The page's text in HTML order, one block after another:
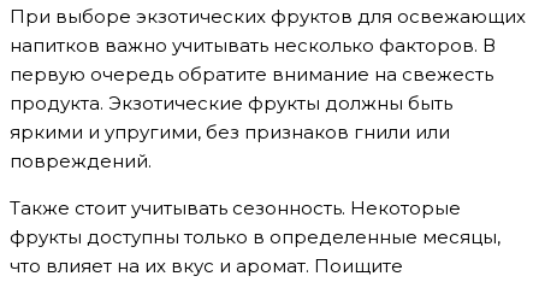
При выборе экзотических фруктов для освежающих
напитков важно учитывать несколько факторов. В
первую очередь обратите внимание на свежесть
продукта. Экзотические фрукты должны быть
яркими и упругими, без признаков гнили или
повреждений.
Также стоит учитывать сезонность. Некоторые
фрукты доступны только в определенные месяцы,
что влияет на их вкус и аромат. Поищите